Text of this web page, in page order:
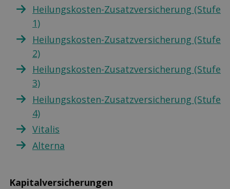
Heilungskosten-Zusatzversicherung (Stufe
1)
Heilungskosten-Zusatzversicherung (Stufe
2)
Heilungskosten-Zusatzversicherung (Stufe
3)
Heilungskosten-Zusatzversicherung (Stufe
4)
Vitalis
Alterna
Kapitalversicherungen